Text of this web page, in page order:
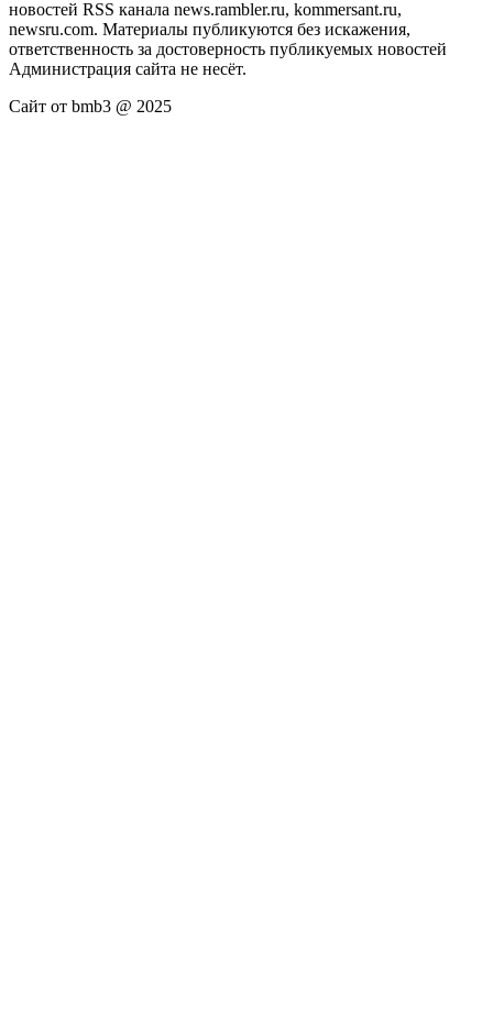
новостей RSS канала news.rambler.ru, kommersant.ru,
newsru.com. Материалы публикуются без искажения,
ответственность за достоверность публикуемых новостей
Администрация сайта не несёт.
Сайт от bmb3 @ 2025